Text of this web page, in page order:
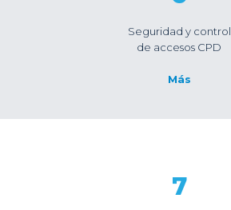
Seguridad y control
de accesos CPD
Más
7